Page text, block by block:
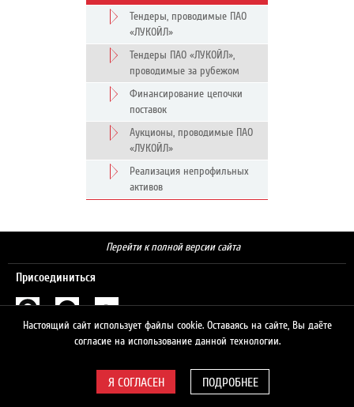
Тендеры, проводимые ПАО
«ЛУКОЙЛ»
Тендеры ПАО «ЛУКОЙЛ»,
проводимые за рубежом
Финансирование цепочки
поставок
Аукционы, проводимые ПАО
«ЛУКОЙЛ»
Реализация непрофильных
активов
Перейти к полной версии сайта
Присоединиться
Настоящий сайт использует файлы cookie. Оставаясь на сайте, Вы даёте
согласие на использование данной технологии.
ПОДРОБНЕЕ